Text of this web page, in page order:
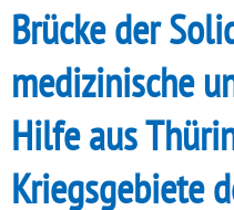
Brücke der
medizinische
Hilfe aus
Kriegsgebiete